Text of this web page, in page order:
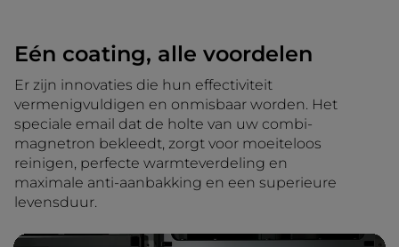
Eén coating, alle voordelen
Er zijn innovaties die hun effectiviteit
vermenigvuldigen en onmisbaar worden. Het
speciale email dat de holte van uw combi-
magnetron bekleedt, zorgt voor moeiteloos
reinigen, perfecte warmteverdeling en
maximale anti-aanbakking en een superieure
levensduur.